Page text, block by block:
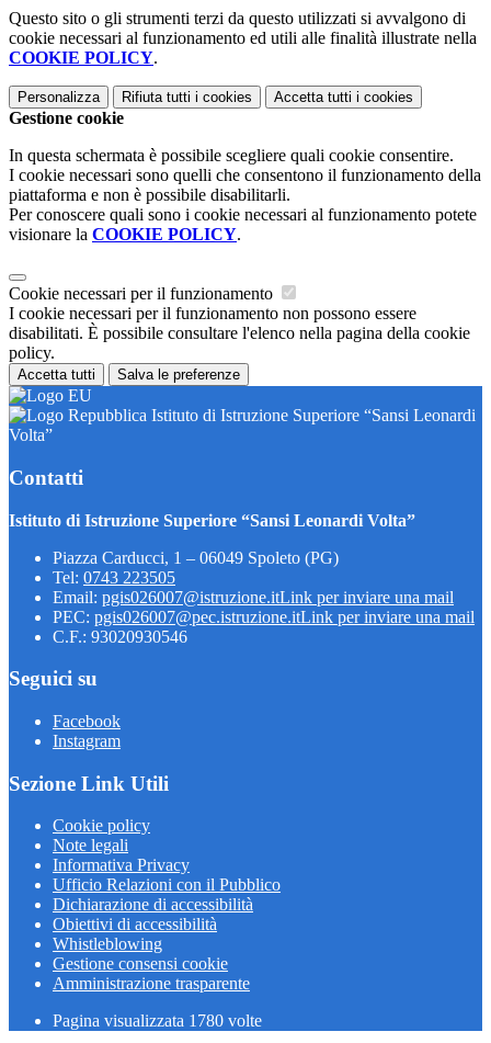
Questo sito o gli strumenti terzi da questo utilizzati si avvalgono di
cookie necessari al funzionamento ed utili alle finalità illustrate nella
COOKIE POLICY.
Personalizza Rifiuta tutti i cookies Accetta tutti i cookies
Gestione cookie
In questa schermata è possibile scegliere quali cookie consentire.
I cookie necessari sono quelli che consentono il funzionamento della
piattaforma e non è possibile disabilitarli.
Per conoscere quali sono i cookie necessari al funzionamento potete
visionare la COOKIE POLICY.
Cookie necessari per il funzionamento
I cookie necessari per il funzionamento non possono essere
disabilitati. È possibile consultare l'elenco nella pagina della cookie
policy.
Accetta tutti Salva le preferenze
Istituto di Istruzione Superiore “Sansi Leonardi
Volta”
Contatti
Istituto di Istruzione Superiore “Sansi Leonardi Volta”
Piazza Carducci, 1 – 06049 Spoleto (PG)
Tel: 0743 223505
Email: pgis026007@istruzione.itLink per inviare una mail
PEC: pgis026007@pec.istruzione.itLink per inviare una mail
C.F.: 93020930546
Seguici su
Facebook
Instagram
Sezione Link Utili
Cookie policy
Note legali
Informativa Privacy
Ufficio Relazioni con il Pubblico
Dichiarazione di accessibilità
Obiettivi di accessibilità
Whistleblowing
Gestione consensi cookie
Amministrazione trasparente
Pagina visualizzata 1780 volte